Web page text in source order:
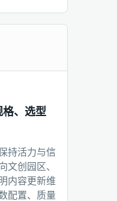
、选型
持活力与信
文创园区、
内容更新维
配置、质量